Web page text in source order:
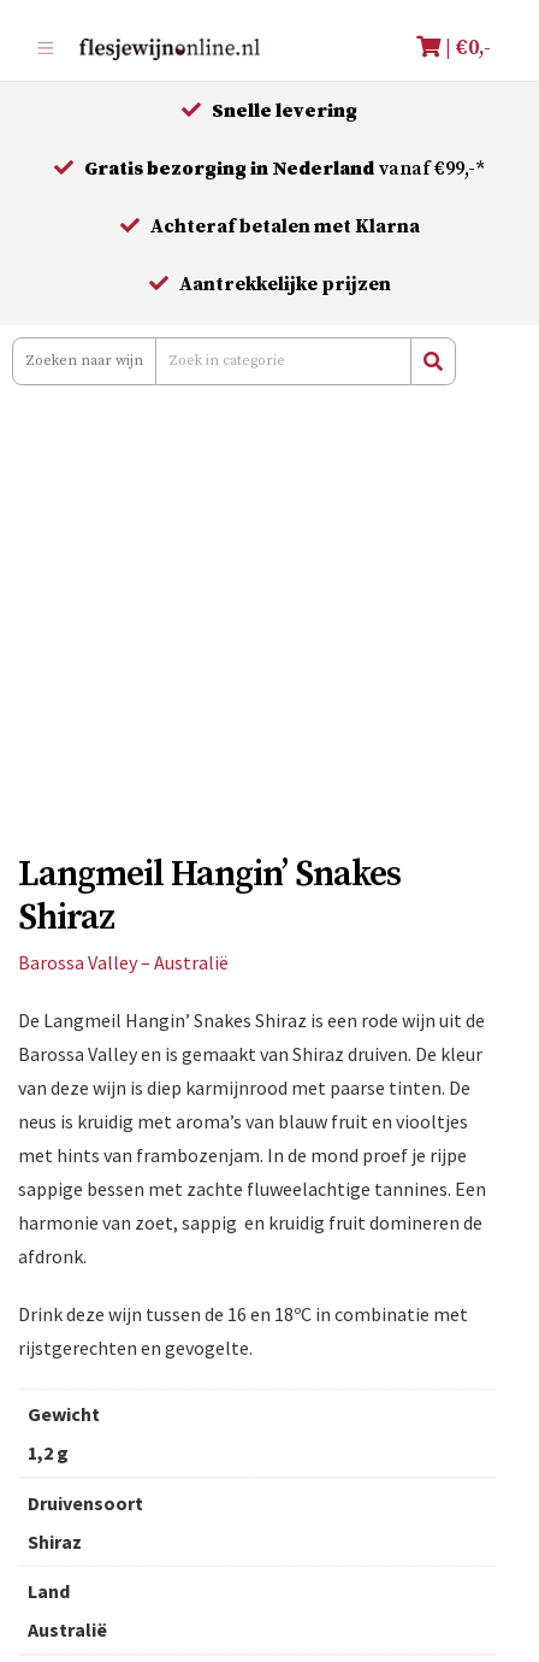
naar
de
| €0,-
Snelle levering
Gratis bezorging in Nederland vanaf €99,-*
Achteraf betalen met Klarna
Aantrekkelijke prijzen
Langmeil Hangin’ Snakes
Shiraz
Barossa Valley – Australië
De Langmeil Hangin’ Snakes Shiraz is een rode wijn uit de
Barossa Valley en is gemaakt van Shiraz druiven. De kleur
van deze wijn is diep karmijnrood met paarse tinten. De
neus is kruidig met aroma’s van blauw fruit en viooltjes
met hints van frambozenjam. In de mond proef je rijpe
sappige bessen met zachte fluweelachtige tannines. Een
harmonie van zoet, sappig en kruidig fruit domineren de
afdronk.
Drink deze wijn tussen de 16 en 18ºC in combinatie met
rijstgerechten en gevogelte.
Gewicht
1,2 g
Druivensoort
Shiraz
Land
Australië